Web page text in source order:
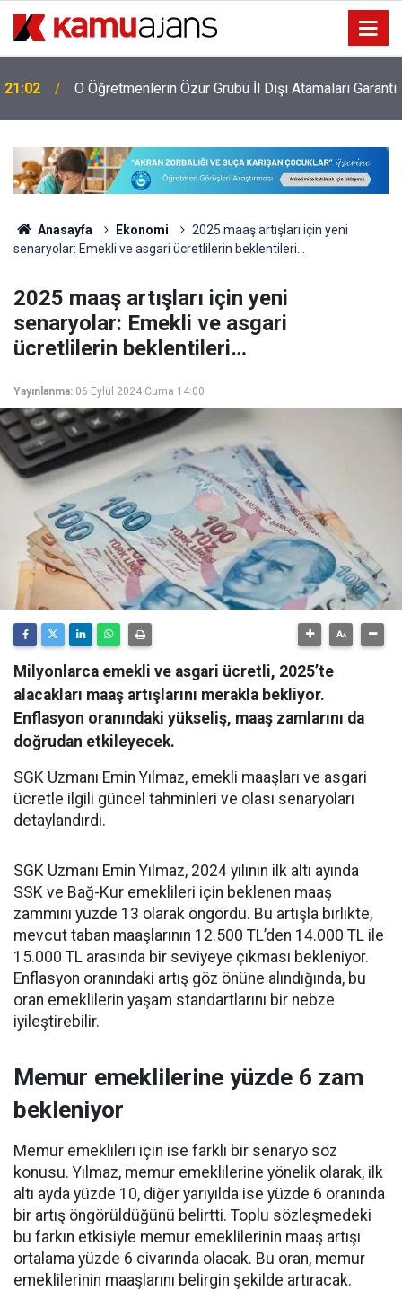
21:02 O Öğretmenlerin Özür Grubu İl Dışı Atamaları Garanti
Anasayfa Ekonomi
2025 maaş artışları için yeni
senaryolar: Emekli ve asgari ücretlilerin beklentileri…
2025 maaş artışları için yeni
senaryolar: Emekli ve asgari
ücretlilerin beklentileri…
Yayınlanma: 06 Eylül 2024 Cuma 14:00
Milyonlarca emekli ve asgari ücretli, 2025’te
alacakları maaş artışlarını merakla bekliyor.
Enflasyon oranındaki yükseliş, maaş zamlarını da
doğrudan etkileyecek.
SGK Uzmanı Emin Yılmaz, emekli maaşları ve asgari
ücretle ilgili güncel tahminleri ve olası senaryoları
detaylandırdı.
SGK Uzmanı Emin Yılmaz, 2024 yılının ilk altı ayında
SSK ve Bağ-Kur emeklileri için beklenen maaş
zammını yüzde 13 olarak öngördü. Bu artışla birlikte,
mevcut taban maaşlarının 12.500 TL’den 14.000 TL ile
15.000 TL arasında bir seviyeye çıkması bekleniyor.
Enflasyon oranındaki artış göz önüne alındığında, bu
oran emeklilerin yaşam standartlarını bir nebze
iyileştirebilir.
Memur emeklilerine yüzde 6 zam
bekleniyor
Memur emeklileri için ise farklı bir senaryo söz
konusu. Yılmaz, memur emeklilerine yönelik olarak, ilk
altı ayda yüzde 10, diğer yarıyılda ise yüzde 6 oranında
bir artış öngörüldüğünü belirtti. Toplu sözleşmedeki
bu farkın etkisiyle memur emeklilerinin maaş artışı
ortalama yüzde 6 civarında olacak. Bu oran, memur
emeklilerinin maaşlarını belirgin şekilde artıracak.